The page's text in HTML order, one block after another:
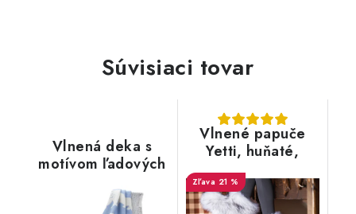
Súvisiaci tovar
Vlnená deka s
motívom ľadových
Vlnené papuče
Yetti, huňaté,
biele, s kožušinou
21 %